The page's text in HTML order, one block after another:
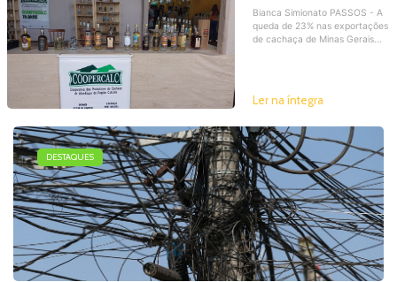
Bianca Simionato PASSOS - A
queda de 23% nas exportações
de cachaça de Minas Gerais...
Ler na íntegra
DESTAQUES